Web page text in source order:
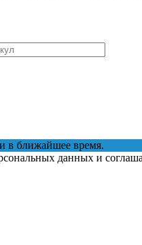
в ближайшее время.
данных и